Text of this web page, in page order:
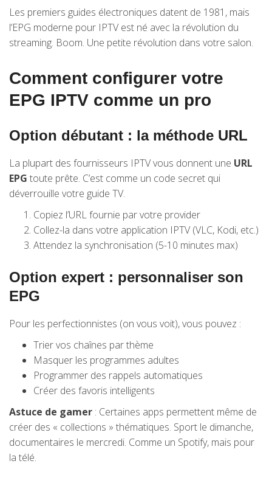
Les premiers guides électroniques datent de 1981, mais
l’EPG moderne pour IPTV est né avec la révolution du
streaming. Boom. Une petite révolution dans votre salon.
Comment configurer votre
EPG IPTV comme un pro
Option débutant : la méthode URL
La plupart des fournisseurs IPTV vous donnent une URL
EPG toute prête. C’est comme un code secret qui
déverrouille votre guide TV.
Copiez l’URL fournie par votre provider
Collez-la dans votre application IPTV (VLC, Kodi, etc.)
Attendez la synchronisation (5-10 minutes max)
Option expert : personnaliser son
EPG
Pour les perfectionnistes (on vous voit), vous pouvez :
Trier vos chaînes par thème
Masquer les programmes adultes
Programmer des rappels automatiques
Créer des favoris intelligents
Astuce de gamer : Certaines apps permettent même de
créer des « collections » thématiques. Sport le dimanche,
documentaires le mercredi. Comme un Spotify, mais pour
la télé.